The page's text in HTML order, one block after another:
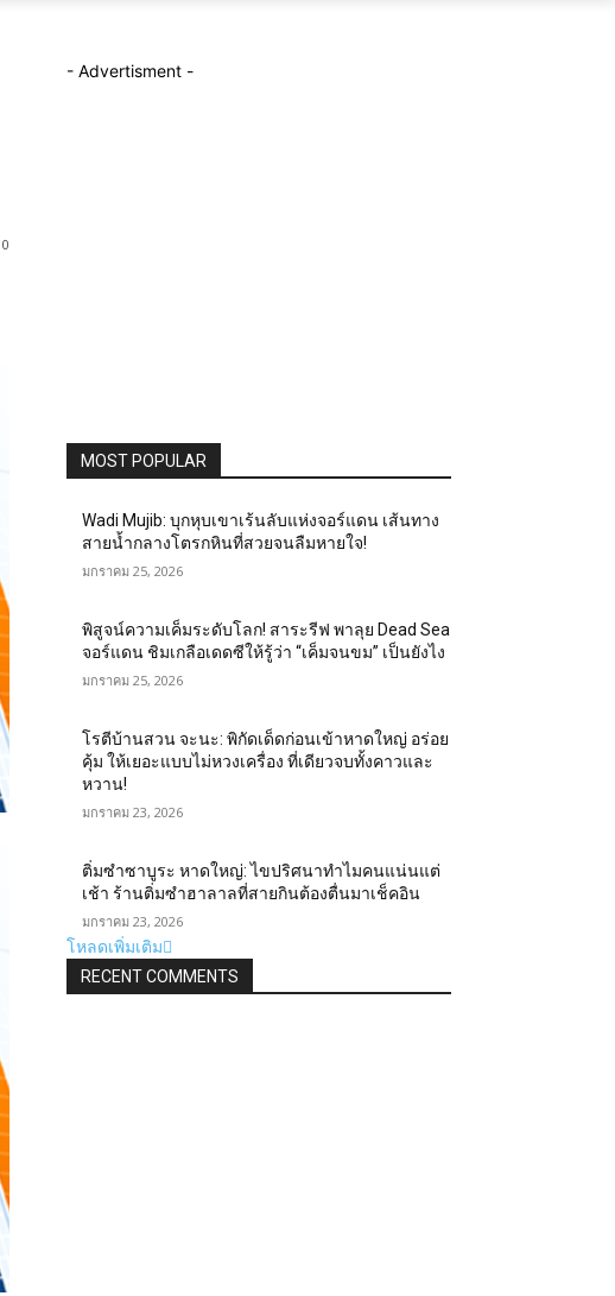
0
- Advertisment -
MOST POPULAR
Wadi Mujib: บุกหุบเขาเร้นลับแห่งจอร์แดน เส้นทาง
สายน้ำกลางโตรกหินที่สวยจนลืมหายใจ!
มกราคม 25, 2026
พิสูจน์ความเค็มระดับโลก! สาระรีฟ พาลุย Dead Sea
จอร์แดน ชิมเกลือเดดซีให้รู้ว่า “เค็มจนขม” เป็นยังไง
มกราคม 25, 2026
โรตีบ้านสวน จะนะ: พิกัดเด็ดก่อนเข้าหาดใหญ่ อร่อย
คุ้ม ให้เยอะแบบไม่หวงเครื่อง ที่เดียวจบทั้งคาวและ
หวาน!
มกราคม 23, 2026
ติ่มซำซาบูระ หาดใหญ่: ไขปริศนาทำไมคนแน่นแต่
เช้า ร้านติ่มซำฮาลาลที่สายกินต้องตื่นมาเช็คอิน
มกราคม 23, 2026
โหลดเพิ่มเติม
RECENT COMMENTS